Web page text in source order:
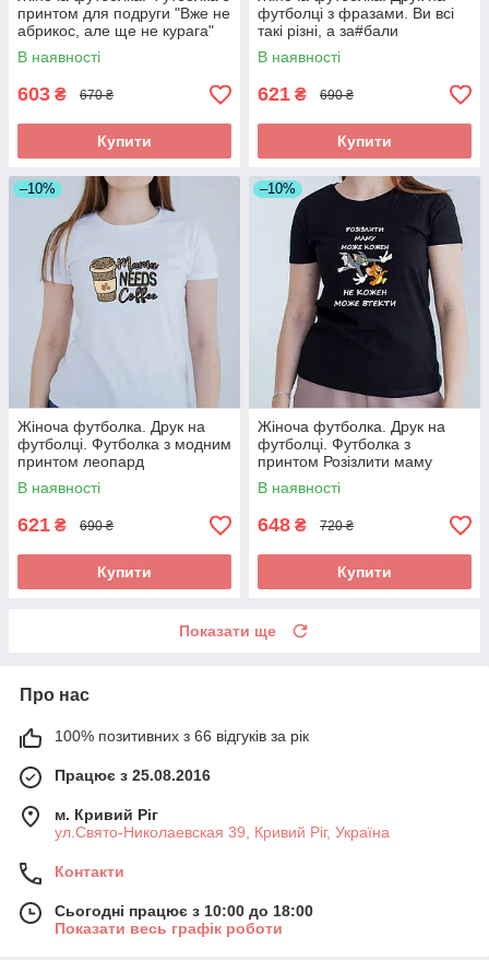
принтом для подруги "Вже не
абрикос, але ще не курага"
В наявності
603 ₴ 670 ₴
Купити
футболці з фразами. Ви всі
такі різні, а за#бали
однаково.
В наявності
621 ₴ 690 ₴
Купити
–10%
Жіноча футболка. Друк на
футболці. Футболка з модним
принтом леопард
В наявності
621 ₴ 690 ₴
Купити
–10%
Жіноча футболка. Друк на
футболці. Футболка з
принтом Розізлити маму
може кожен
В наявності
648 ₴ 720 ₴
Купити
Показати ще
Про нас
100% позитивних з 66 відгуків за рік
Працює з 25.08.2016
м. Кривий Ріг
ул.Свято-Николаевская 39, Кривий Ріг, Україна
Контакти
Сьогодні працює з 10:00 до 18:00
Показати весь графік роботи